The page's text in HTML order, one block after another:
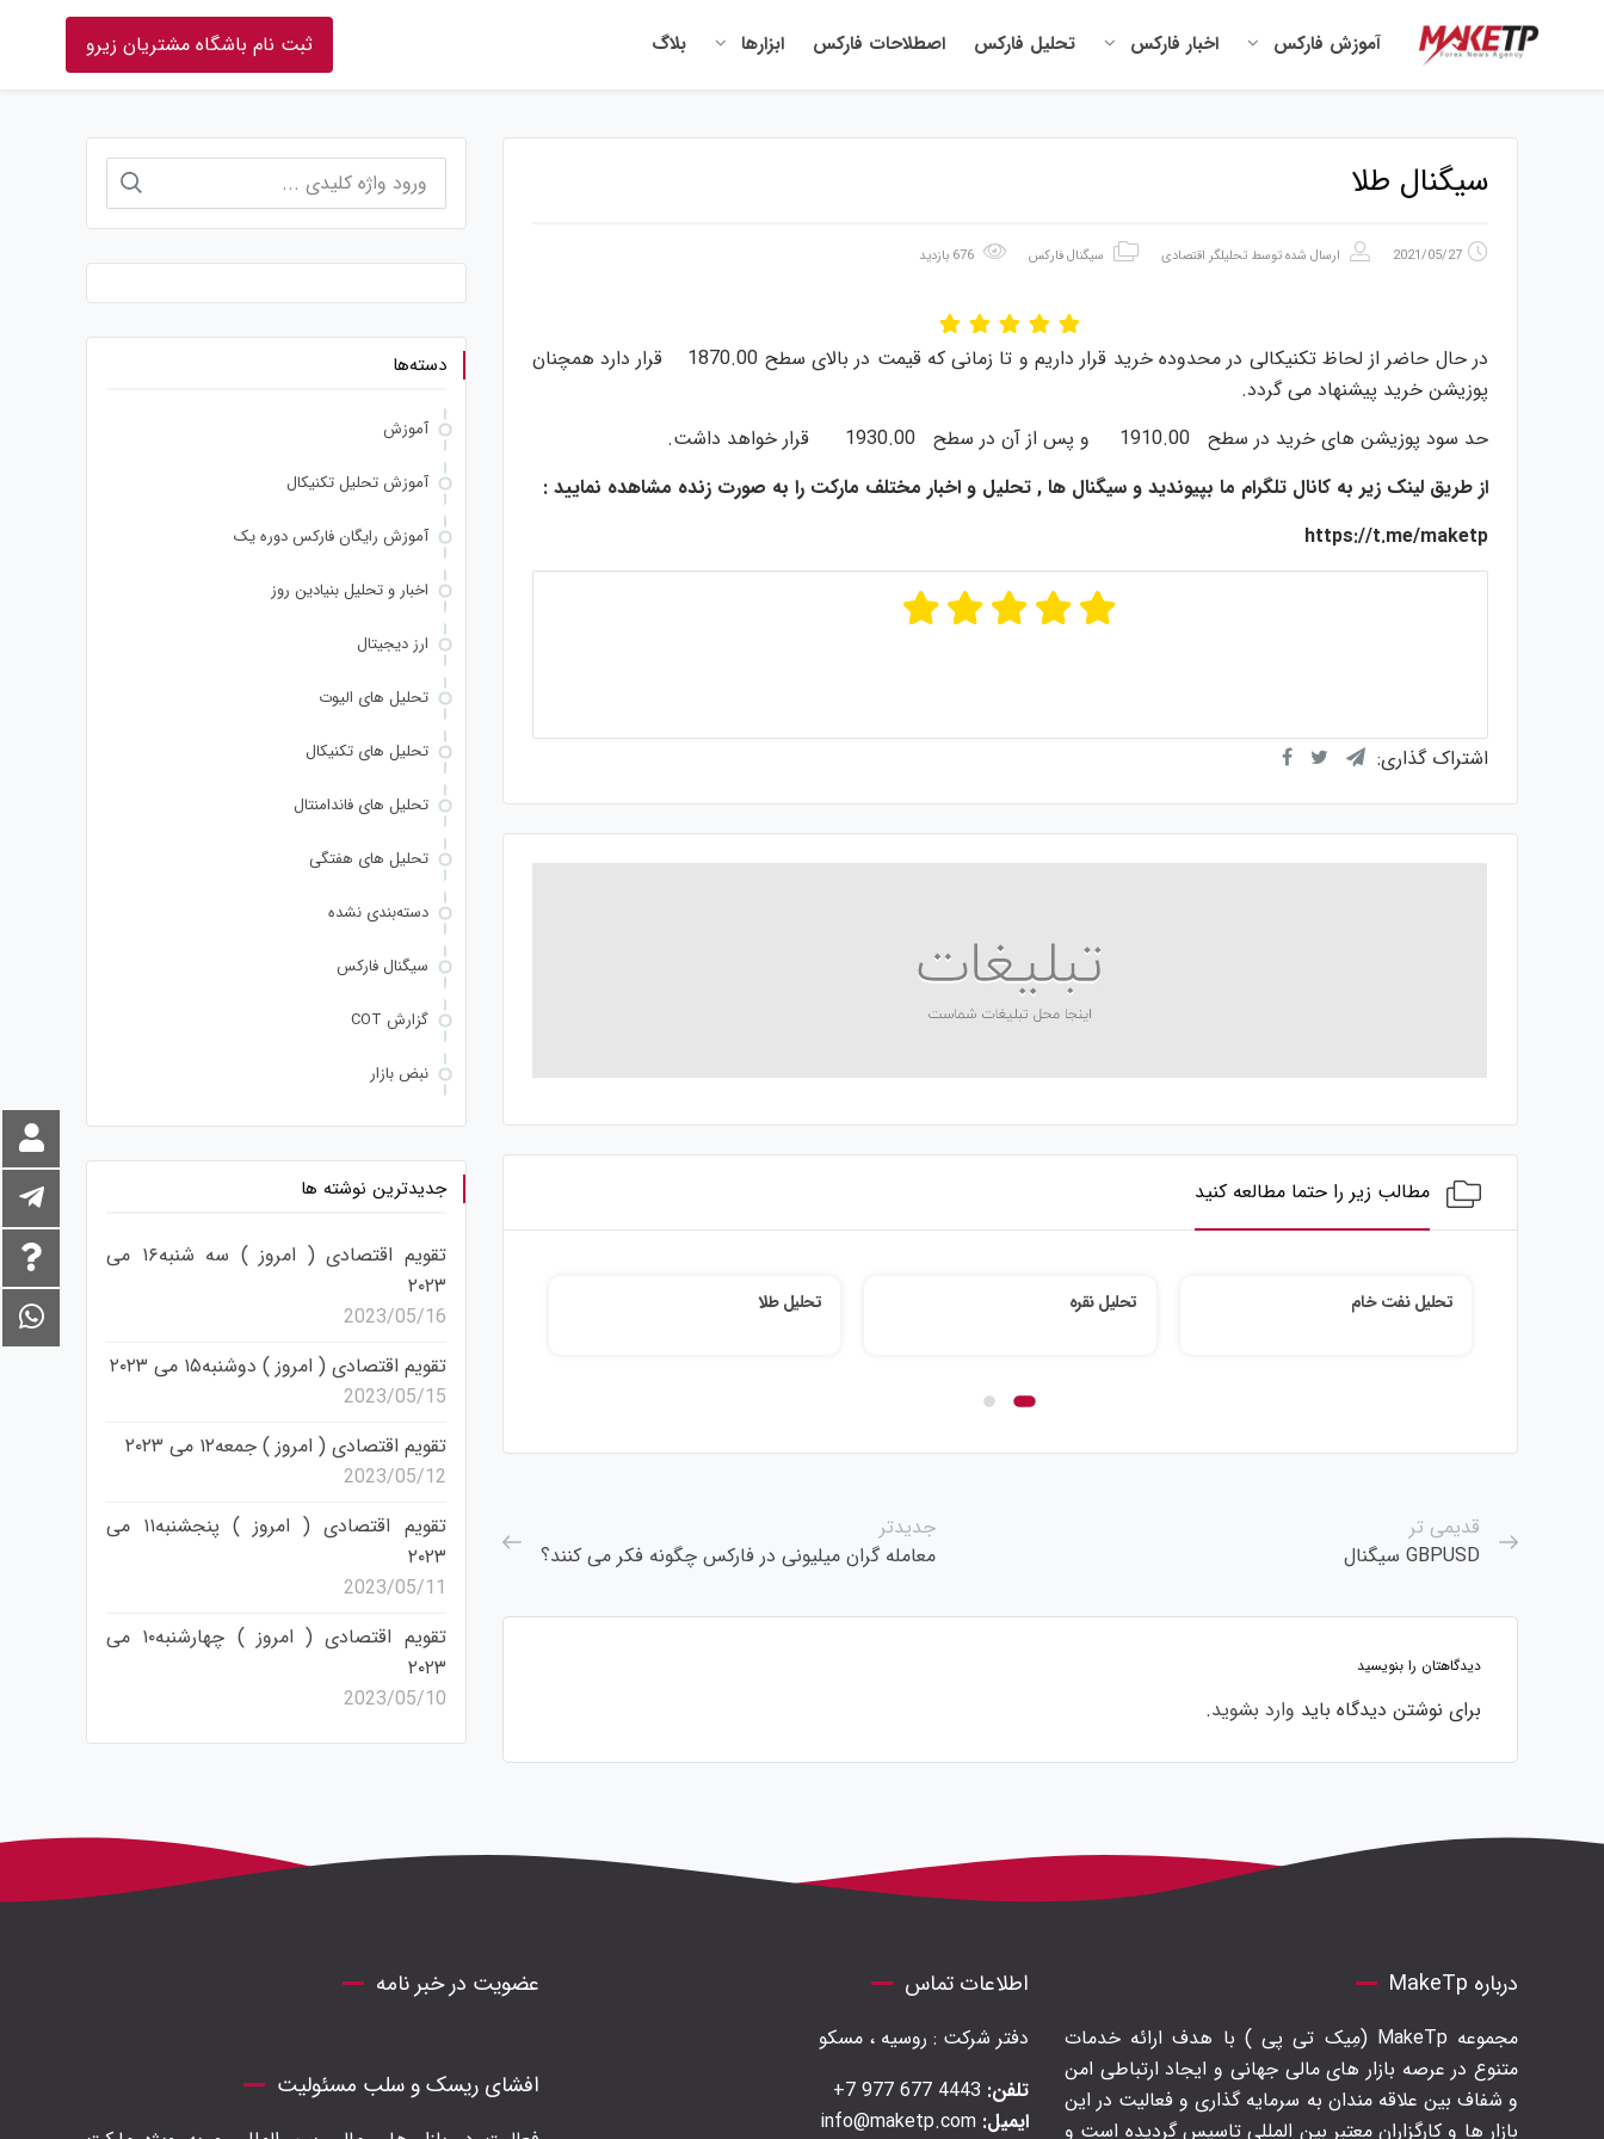
آموزش فارکس اخبار فارکس تحلیل فارکس اصطلاحات فارکس ابزارها بلاگ ثبت نام باشگاه مشتریان زیرو
سیگنال طلا
2021/05/27 ارسال شده توسط تحلیلگر اقتصادی سیگنال فارکس
در حال حاضر از لحاظ تکنیکالی در محدوده خرید قرار داریم و تا زمانی که قیمت در بالای سطح 1870.00 قرار دارد همچنان
پوزیشن خرید پیشنهاد می گردد.
حد سود پوزیشن های خرید در سطح 1910.00 و پس از آن در سطح 1930.00 قرار خواهد داشت.
از طریق لینک زیر به کانال تلگرام ما بپیوندید و سیگنال ها , تحلیل و اخبار مختلف مارکت را به صورت زنده مشاهده نمایید :
https://t.me/maketp
اشتراک گذاری:
مطالب زیر را حتما مطالعه کنید
تحلیل نفت خام تحلیل نقره تحلیل طلا
قدیمی تر
GBPUSD سیگنال
جدیدتر
معامله گران میلیونی در فارکس چگونه فکر می کنند؟
دیدگاهتان را بنویسید
برای نوشتن دیدگاه باید وارد بشوید.
برای:
دسته‌ها
آموزش
آموزش تحلیل تکنیکال
آموزش رایگان فارکس دوره یک
اخبار و تحلیل بنیادین روز
ارز دیجیتال
تحلیل های الیوت
تحلیل های تکنیکال
تحلیل های فاندامنتال
تحلیل های هفتگی
دسته‌بندی نشده
سیگنال فارکس
گزارش COT
نبض بازار
جدیدترین نوشته ها
تقویم اقتصادی ( امروز ) سه شنبه۱۶ می
۲۰۲۳
2023/05/16
تقویم اقتصادی ( امروز ) دوشنبه۱۵ می ۲۰۲۳
2023/05/15
تقویم اقتصادی ( امروز ) جمعه۱۲ می ۲۰۲۳
2023/05/12
تقویم اقتصادی ( امروز ) پنجشنبه۱۱ می
۲۰۲۳
2023/05/11
تقویم اقتصادی ( امروز ) چهارشنبه۱۰ می
۲۰۲۳
2023/05/10
درباره MakeTp
مجموعه MakeTp (مِیک تی پی ) با هدف ارائه خدمات
متنوع در عرصه بازار های مالی جهانی و ایجاد ارتباطی امن
و شفاف بین علاقه مندان به سرمایه گذاری و فعالیت در این
بازار ها و کارگزاران معتبر بین المللی تاسیس گردیده است و
اطلاعات تماس
دفتر شرکت : روسیه ، مسکو
تلفن:
ایمیل:
عضویت در خبر نامه
افشای ریسک و سلب مسئولیت